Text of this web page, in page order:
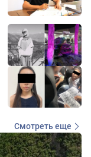
Смотреть еще